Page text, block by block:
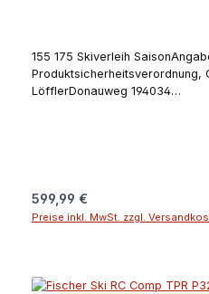
155 175 Skiverleih SaisonAngaben zum Hersteller (EU-
Produktsicherheitsverordnung,
LöfflerDonauweg 194034
Regulärer Preis:
599,99 €
Preise inkl. MwSt. zzgl.